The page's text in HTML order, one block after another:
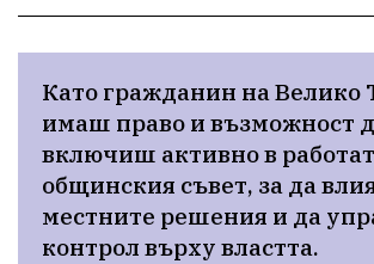
Като гражданин на Велико
имаш право и възможност
включиш активно в
общинския съвет, за да
местните решения и да
контрол върху властта.